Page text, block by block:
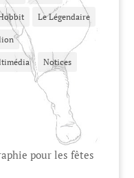
Le Légendaire
Notices
pour les fêtes